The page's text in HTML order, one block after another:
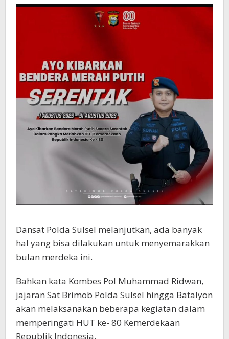
Dansat Polda Sulsel melanjutkan, ada banyak
hal yang bisa dilakukan untuk menyemarakkan
bulan merdeka ini.
Bahkan kata Kombes Pol Muhammad Ridwan,
jajaran Sat Brimob Polda Sulsel hingga Batalyon
akan melaksanakan beberapa kegiatan dalam
memperingati HUT ke- 80 Kemerdekaan
Republik Indonesia.